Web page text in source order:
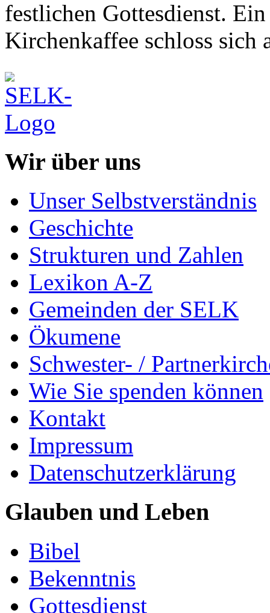
festlichen Gottesdienst.
Kirchenkaffee schloss sich
Wir über uns
Unser Selbstverständnis
Geschichte
Strukturen und Zahlen
Lexikon A-Z
Gemeinden der SELK
Ökumene
Schwester- /
Wie Sie spenden können
Kontakt
Impressum
Datenschutzerklärung
Glauben und Leben
Bibel
Bekenntnis
Gottesdienst